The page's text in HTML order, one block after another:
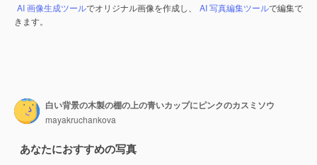
AI 画像生成ツールでオリジナル画像を作成し、 AI 写真編集ツールで編集で
きます。
白い背景の木製の棚の上の青いカップにピンクのカスミソウ
mayakruchankova
あなたにおすすめの写真